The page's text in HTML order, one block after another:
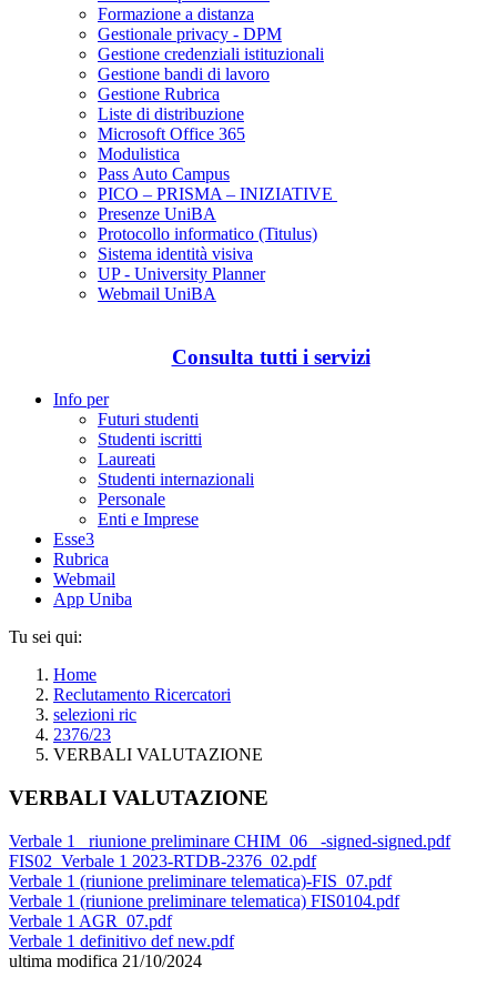
Formazione a distanza
Gestionale privacy - DPM
Gestione credenziali istituzionali
Gestione bandi di lavoro
Gestione Rubrica
Liste di distribuzione
Microsoft Office 365
Modulistica
Pass Auto Campus
PICO – PRISMA – INIZIATIVE
Presenze UniBA
Protocollo informatico (Titulus)
Sistema identità visiva
UP - University Planner
Webmail UniBA
Consulta tutti i servizi
Info per
Futuri studenti
Studenti iscritti
Laureati
Studenti internazionali
Personale
Enti e Imprese
Esse3
Rubrica
Webmail
App Uniba
Tu sei qui:
Home
Reclutamento Ricercatori
selezioni ric
2376/23
VERBALI VALUTAZIONE
VERBALI VALUTAZIONE
Verbale 1 _riunione preliminare CHIM_06_ -signed-signed.pdf
FIS02_Verbale 1 2023-RTDB-2376_02.pdf
Verbale 1 (riunione preliminare telematica)-FIS_07.pdf
Verbale 1 (riunione preliminare telematica) FIS0104.pdf
Verbale 1 AGR_07.pdf
Verbale 1 definitivo def new.pdf
ultima modifica 21/10/2024